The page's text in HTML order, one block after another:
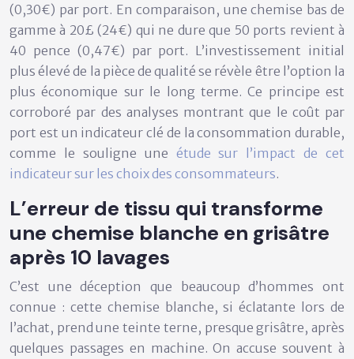
(0,30€) par port. En comparaison, une chemise bas de
gamme à 20£ (24€) qui ne dure que 50 ports revient à
40 pence (0,47€) par port. L’investissement initial
plus élevé de la pièce de qualité se révèle être l’option la
plus économique sur le long terme. Ce principe est
corroboré par des analyses montrant que le coût par
port est un indicateur clé de la consommation durable,
comme le souligne une étude sur l’impact de cet
indicateur sur les choix des consommateurs.
L’erreur de tissu qui transforme
une chemise blanche en grisâtre
après 10 lavages
C’est une déception que beaucoup d’hommes ont
connue : cette chemise blanche, si éclatante lors de
l’achat, prend une teinte terne, presque grisâtre, après
quelques passages en machine. On accuse souvent à